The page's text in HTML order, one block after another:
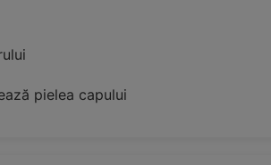
pielea capului